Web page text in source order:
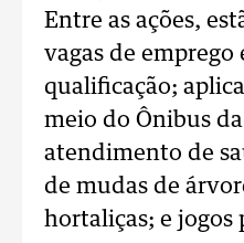
Entre as ações,
vagas de emprego
qualificação;
meio do Ônibus
atendimento de
de mudas de
hortaliças; e jogos